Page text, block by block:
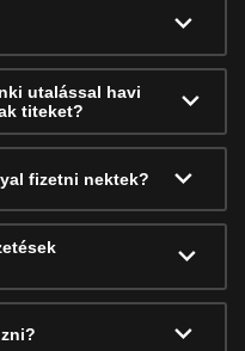
utalással havi
titeket?
fizetni nektek?